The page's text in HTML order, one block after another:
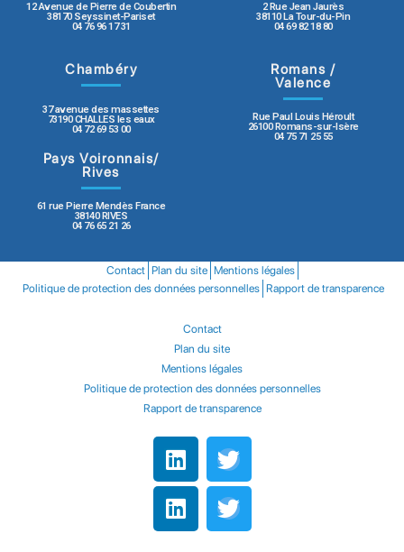
12 Avenue de Pierre de Coubertin
38170 Seyssinet-Pariset
04 76 96 17 31
2 Rue Jean Jaurès
38110 La Tour-du-Pin
04 69 82 18 80
Chambéry
37 avenue des massettes
73190 CHALLES les eaux
04 72 69 53 00
Romans /
Valence
Rue Paul Louis Héroult
26100 Romans-sur-Isère
04 75 71 25 55
Pays Voironnais/
Rives
61 rue Pierre Mendès France
38140 RIVES
04 76 65 21 26
Contact Plan du site Mentions légales
Politique de protection des données personnelles Rapport de transparence
Contact
Plan du site
Mentions légales
Politique de protection des données personnelles
Rapport de transparence